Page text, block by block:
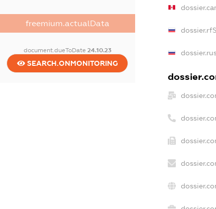
freemium.actualData
document.dueToDate 24.10.23
SEARCH.ONMONITORING